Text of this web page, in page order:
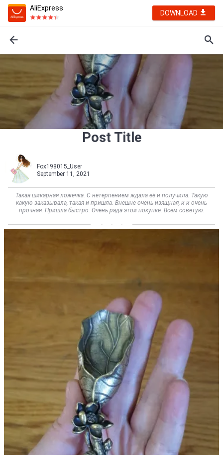
AliExpress
DOWNLOAD
Post Title
Fox198015_User
September 11, 2021
Такая шикарная ложечка. С нетерпением ждала её и получила. Такую
какую заказывала, такая и пришла. Внешне очень изящная, и и очень
прочная. Пришла быстро. Очень рада этои покупке. Всем советую.